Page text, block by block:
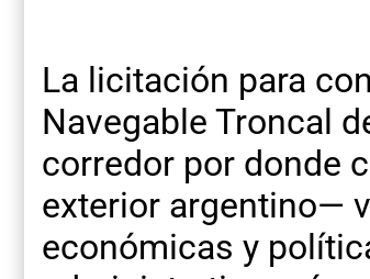
La licitación para
Navegable Troncal
corredor por donde
exterior argentino—
económicas y